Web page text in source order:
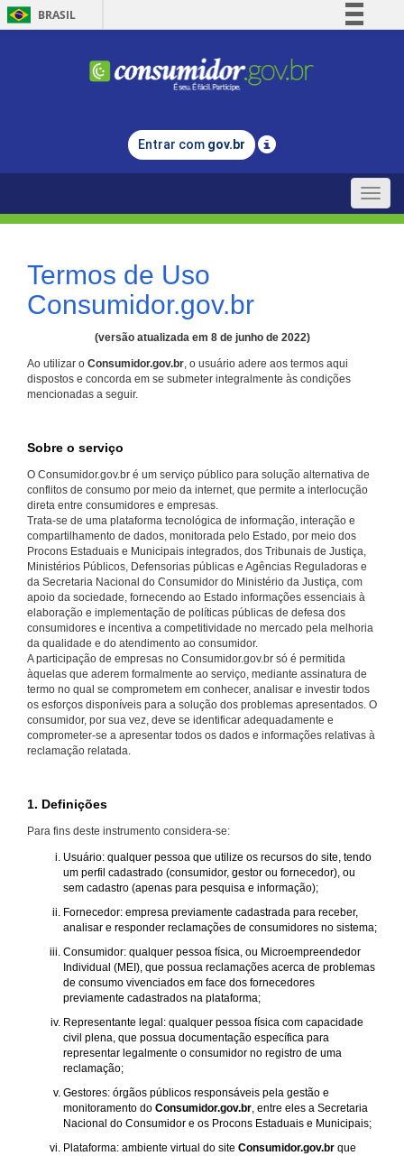
BRASIL
Comunica BR
Legislação
Entrar com gov.br
Toggle
Termos de Uso
Consumidor.gov.br
(versão atualizada em 8 de junho de 2022)
Ao utilizar o Consumidor.gov.br, o usuário adere aos termos aqui
dispostos e concorda em se submeter integralmente às condições
mencionadas a seguir.
Sobre o serviço
O Consumidor.gov.br é um serviço público para solução alternativa de
conflitos de consumo por meio da internet, que permite a interlocução
direta entre consumidores e empresas.
Trata-se de uma plataforma tecnológica de informação, interação e
compartilhamento de dados, monitorada pelo Estado, por meio dos
Procons Estaduais e Municipais integrados, dos Tribunais de Justiça,
Ministérios Públicos, Defensorias públicas e Agências Reguladoras e
da Secretaria Nacional do Consumidor do Ministério da Justiça, com
apoio da sociedade, fornecendo ao Estado informações essenciais à
elaboração e implementação de políticas públicas de defesa dos
consumidores e incentiva a competitividade no mercado pela melhoria
da qualidade e do atendimento ao consumidor.
A participação de empresas no Consumidor.gov.br só é permitida
àquelas que aderem formalmente ao serviço, mediante assinatura de
termo no qual se comprometem em conhecer, analisar e investir todos
os esforços disponíveis para a solução dos problemas apresentados. O
consumidor, por sua vez, deve se identificar adequadamente e
comprometer-se a apresentar todos os dados e informações relativas à
reclamação relatada.
1. Definições
Para fins deste instrumento considera-se:
Usuário: qualquer pessoa que utilize os recursos do site, tendo
um perfil cadastrado (consumidor, gestor ou fornecedor), ou
sem cadastro (apenas para pesquisa e informação);
Fornecedor: empresa previamente cadastrada para receber,
analisar e responder reclamações de consumidores no sistema;
Consumidor: qualquer pessoa física, ou Microempreendedor
Individual (MEI), que possua reclamações acerca de problemas
de consumo vivenciados em face dos fornecedores
previamente cadastrados na plataforma;
Representante legal: qualquer pessoa física com capacidade
civil plena, que possua documentação específica para
representar legalmente o consumidor no registro de uma
reclamação;
Gestores: órgãos públicos responsáveis pela gestão e
monitoramento do Consumidor.gov.br, entre eles a Secretaria
Nacional do Consumidor e os Procons Estaduais e Municipais;
Plataforma: ambiente virtual do site Consumidor.gov.br que